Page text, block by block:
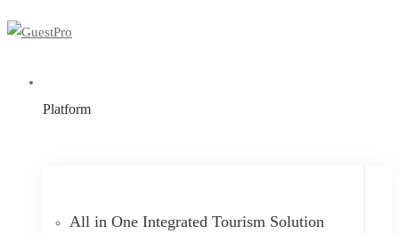
Platform
All in One Integrated Tourism Solution